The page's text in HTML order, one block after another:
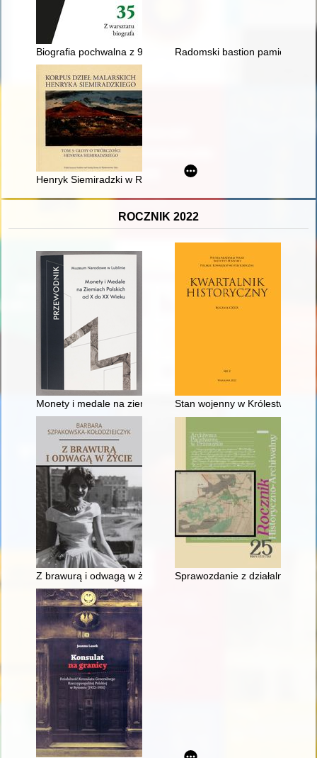
Biografia pochwalna z 9 maja 1801 roku : lektura kontekstowa
Radomski bastion pamięci :
Henryk Siemiradzki w Rzymie
ROCZNIK 2022
Monety i medale na ziemiach polskich od X do XX wieku :
Stan wojenny w Królestwie
Z brawurą i odwagą w życie Sprawozdanie z działalności